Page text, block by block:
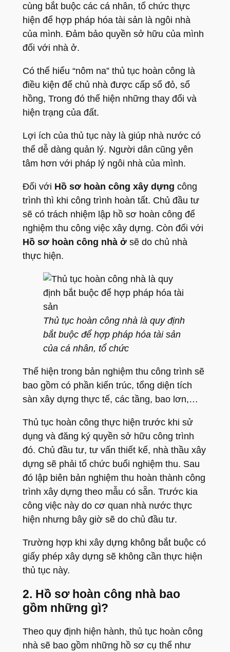
cùng bắt buộc các cá nhân, tổ chức thực
hiện để hợp pháp hóa tài sản là ngôi nhà
của mình. Đảm bảo quyền sở hữu của mình
đối với nhà ở.
Có thể hiểu “nôm na” thủ tục hoàn công là
điều kiện để chủ nhà được cấp sổ đỏ, sổ
hồng, Trong đó thể hiện những thay đổi và
hiện trạng của đất.
Lợi ích của thủ tục này là giúp nhà nước có
thể dễ dàng quản lý. Người dân cũng yên
tâm hơn với pháp lý ngôi nhà của mình.
Đối với Hồ sơ hoàn công xây dựng công
trình thì khi công trình hoàn tất. Chủ đầu tư
sẽ có trách nhiệm lập hồ sơ hoàn công để
nghiệm thu công việc xây dựng. Còn đối với
Hồ sơ hoàn công nhà ởsẽ do chủ nhà
thực hiện.
Thủ tục hoàn công nhà là quy định
bắt buộc để hợp pháp hóa tài sản
của cá nhân, tổ chức
Thể hiện trong bản nghiệm thu công trình sẽ
bao gồm có phần kiến trúc, tổng diện tích
sàn xây dựng thực tế, các tầng, bao lơn,…
Thủ tục hoàn công thực hiện trước khi sử
dụng và đăng ký quyền sở hữu công trình
đó. Chủ đầu tư, tư vấn thiết kế, nhà thầu xây
dựng sẽ phải tổ chức buổi nghiệm thu. Sau
đó lập biên bản nghiệm thu hoàn thành công
trình xây dựng theo mẫu có sẵn. Trước kia
công việc này do cơ quan nhà nước thực
hiện nhưng bây giờ sẽ do chủ đầu tư.
Trường hợp khi xây dựng không bắt buộc có
giấy phép xây dựng sẽ không cần thực hiện
thủ tục này.
2. Hồ sơ hoàn công nhà bao
gồm những gì?
Theo quy định hiện hành, thủ tục hoàn công
nhà sẽ bao gồm những hồ sơ cụ thể như